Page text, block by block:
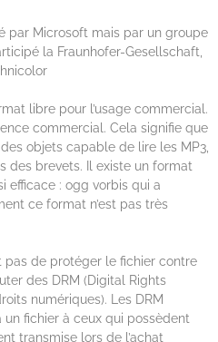
par Microsoft mais par un groupe
la Fraunhofer-Gesellschaft,
libre pour l’usage commercial.
commercial. Cela signifie que
objets capable de lire les MP3,
des brevets. Il existe un format
efficace : ogg vorbis qui a
ce format n’est pas très
pas de protéger le fichier contre
des DRM (Digital Rights
numériques). Les DRM
fichier à ceux qui possèdent
transmise lors de l’achat